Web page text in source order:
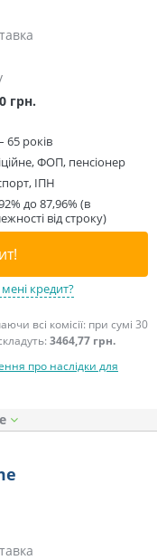
грн.
65 років
ФОП, пенсіонер
ІПН
до 87,96% (в
від строку)
кредит?
всі комісії: при сумі 30
3464,77 грн.
про наслідки для